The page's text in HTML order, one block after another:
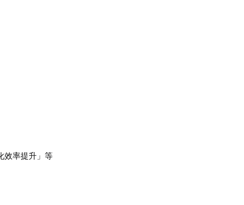
效率提升」等